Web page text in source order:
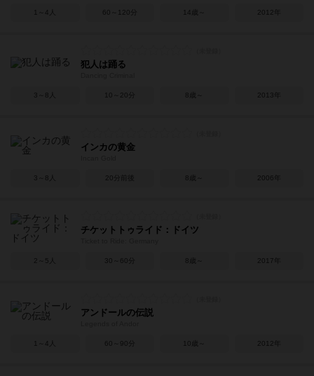
1～4人 60～120分 14歳～ 2012年
犯人は踊る
3～8人 10～20分 8歳～ 2013年
インカの黄金
3～8人 20分前後 8歳～ 2006年
チケットトゥライド：ドイツ
2～5人 30～60分 8歳～ 2017年
アンドールの伝説
1～4人 60～90分 10歳～ 2012年